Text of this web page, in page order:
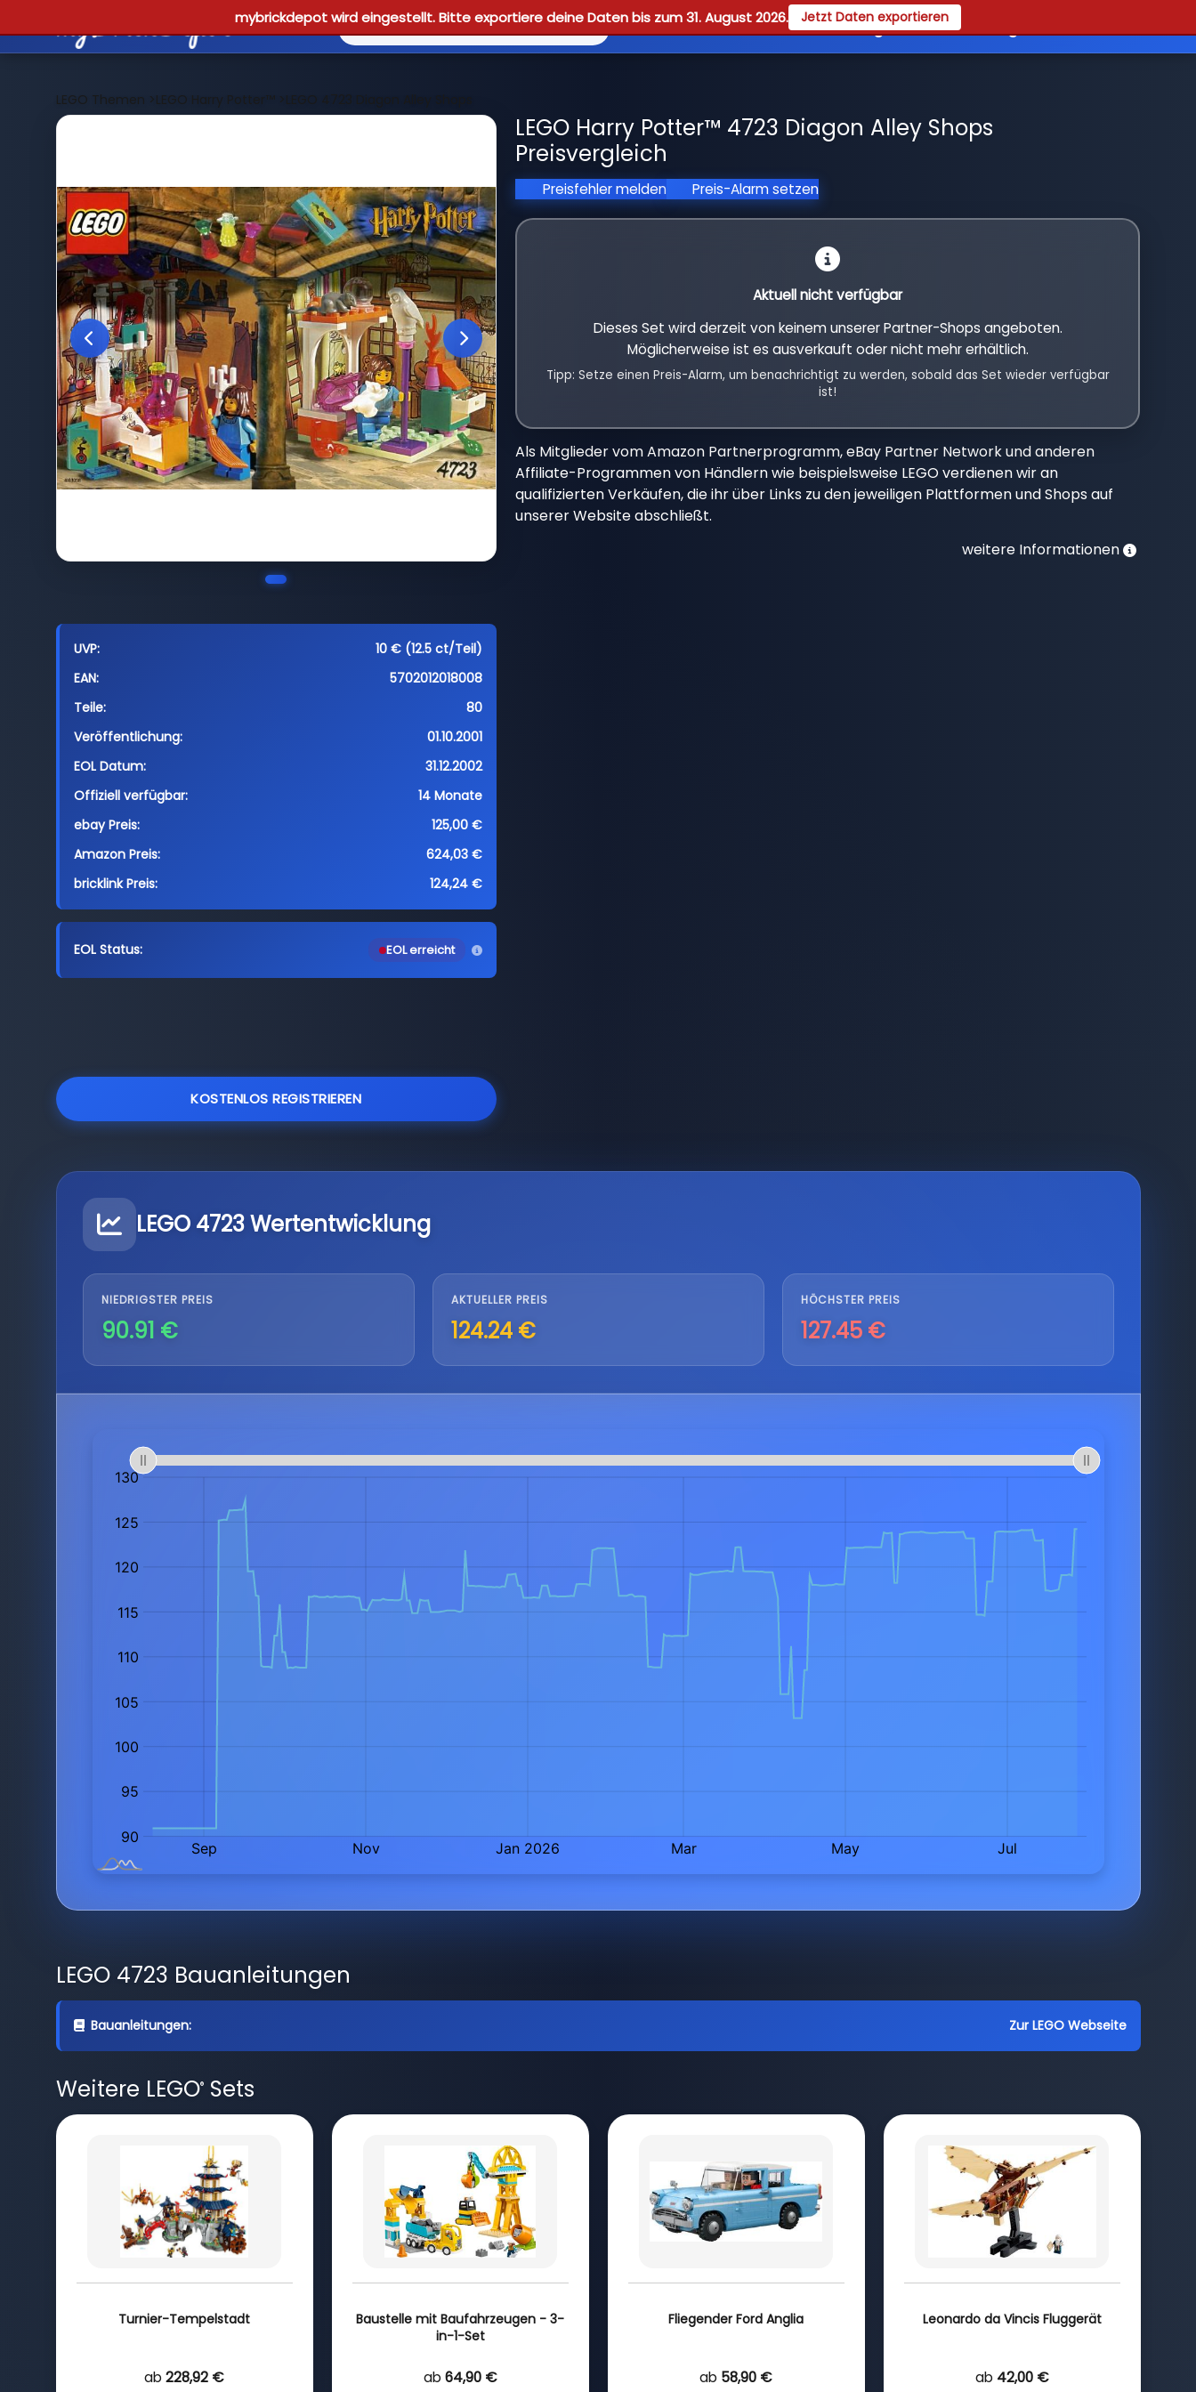
mybrickdepot wird eingestellt. Bitte exportiere deine Daten bis zum 31. August 2026. Jetzt Daten exportieren
Reviews Guides Registrieren
LEGO Themen >LEGO Harry Potter™>LEGO 4723 Diagon Alley Shops
UVP:
10 € (12.5 ct/Teil)
EAN:
5702012018008
Teile:
80
Veröffentlichung:
01.10.2001
EOL Datum:
31.12.2002
Offiziell verfügbar:
14 Monate
ebay Preis:
125,00 €
Amazon Preis:
624,03 €
bricklink Preis:
124,24 €
EOL Status: EOL erreicht
KOSTENLOS REGISTRIEREN
LEGO Harry Potter™ 4723 Diagon Alley Shops
Preisvergleich
Preisfehler melden Preis-Alarm setzen
Aktuell nicht verfügbar
Dieses Set wird derzeit von keinem unserer Partner-Shops angeboten.
Möglicherweise ist es ausverkauft oder nicht mehr erhältlich.
Tipp: Setze einen Preis-Alarm, um benachrichtigt zu werden, sobald das Set wieder verfügbar
ist!
Als Mitglieder vom Amazon Partnerprogramm, eBay Partner Network und anderen
Affiliate-Programmen von Händlern wie beispielsweise LEGO verdienen wir an
qualifizierten Verkäufen, die ihr über Links zu den jeweiligen Plattformen und Shops auf
unserer Website abschließt.
weitere Informationen
LEGO 4723 Wertentwicklung
NIEDRIGSTER PREIS
90.91 €
AKTUELLER PREIS
124.24 €
HÖCHSTER PREIS
127.45 €
LEGO 4723 Bauanleitungen
Bauanleitungen: Zur LEGO Webseite
Weitere LEGO®Sets
Turnier-Tempelstadt
ab 228,92 €
Baustelle mit Baufahrzeugen - 3-
in-1-Set
ab 64,90 €
Fliegender Ford Anglia
ab 58,90 €
Leonardo da Vincis Fluggerät
ab 42,00 €